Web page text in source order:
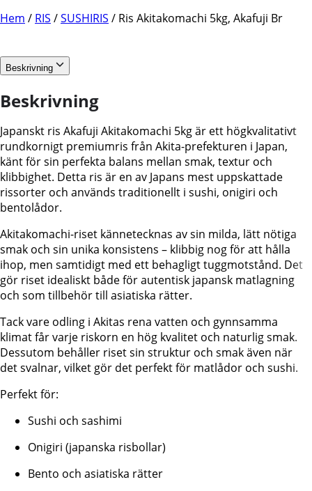
Hem / RIS /SUSHIRIS / Ris Akitakomachi 5kg, Akafuji Br
Beskrivning
Beskrivning
Japanskt ris Akafuji Akitakomachi 5kg är ett högkvalitativt
rundkornigt premiumris från Akita-prefekturen i Japan,
känt för sin perfekta balans mellan smak, textur och
klibbighet. Detta ris är en av Japans mest uppskattade
rissorter och används traditionellt i sushi, onigiri och
bentolådor.
Akitakomachi-riset kännetecknas av sin milda, lätt nötiga
smak och sin unika konsistens – klibbig nog för att hålla
ihop, men samtidigt med ett behagligt tuggmotstånd. Det
gör riset idealiskt både för autentisk japansk matlagning
och som tillbehör till asiatiska rätter.
Tack vare odling i Akitas rena vatten och gynnsamma
klimat får varje riskorn en hög kvalitet och naturlig smak.
Dessutom behåller riset sin struktur och smak även när
det svalnar, vilket gör det perfekt för matlådor och sushi.
Perfekt för:
Sushi och sashimi
Onigiri (japanska risbollar)
Bento och asiatiska rätter